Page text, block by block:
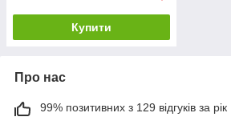
Купити
Про нас
99% позитивних з 129 відгуків за рік